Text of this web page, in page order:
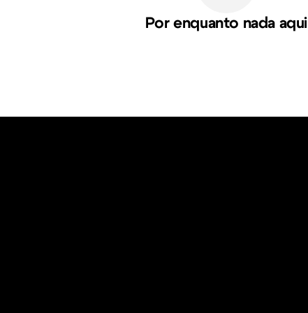
Por enquanto nada aqui